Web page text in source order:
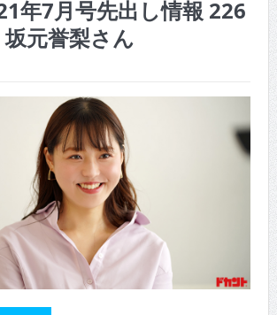
288号
287号
285号
294号
年7月号先出し情報 226
元誉梨さん